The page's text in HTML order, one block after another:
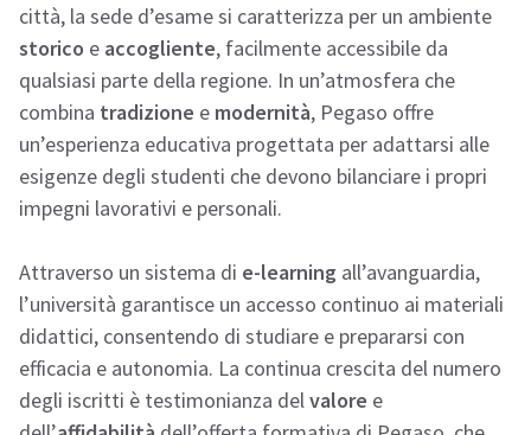
città, la sede d’esame si caratterizza per un ambiente
storico e accogliente, facilmente accessibile da
qualsiasi parte della regione. In un’atmosfera che
combina tradizione e modernità, Pegaso offre
un’esperienza educativa progettata per adattarsi alle
esigenze degli studenti che devono bilanciare i propri
impegni lavorativi e personali.
Attraverso un sistema di e-learning all’avanguardia,
l’università garantisce un accesso continuo ai materiali
didattici, consentendo di studiare e prepararsi con
efficacia e autonomia. La continua crescita del numero
degli iscritti è testimonianza delvalore e